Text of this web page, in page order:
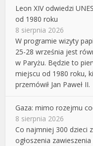
Leon XIV odwiedzi
od 1980 roku
8 sierpnia 2026
W programie wizyty
25-28 września jest
w Paryżu. Będzie to
miejscu od 1980 roku,
przemówił Jan Paweł II.
Gaza: mimo rozejmu
8 sierpnia 2026
Co najmniej 300 dzieci
ogłoszenia